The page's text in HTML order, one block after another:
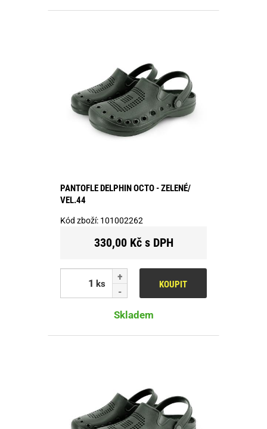
PANTOFLE DELPHIN OCTO - ZELENÉ/
VEL.44
Kód zboží: 101002262
330,00 Kč s DPH
ks KOUPIT
Skladem